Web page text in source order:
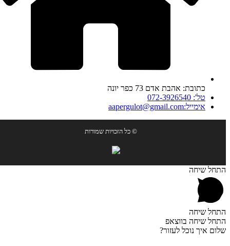
כתובת: אהבת אדם 73 כפר יונה
טל': 072-3926540
אימייל:aapergulot@gmail.com
© כל הזכויות שמורות
התחל שיחה
התחל שיחה
התחל שיחה בווצאפ
שלום איך נוכל לעזור?